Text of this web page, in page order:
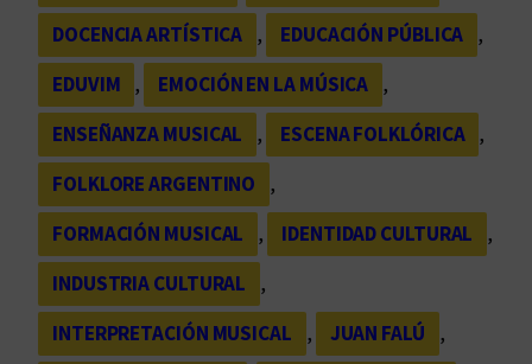
DOCENCIA ARTÍSTICA
, EDUCACIÓN PÚBLICA
,
EDUVIM
, EMOCIÓN EN LA MÚSICA
,
ENSEÑANZA MUSICAL
, ESCENA FOLKLÓRICA
,
FOLKLORE ARGENTINO
,
FORMACIÓN MUSICAL
, IDENTIDAD CULTURAL
INDUSTRIA CULTURAL
,
INTERPRETACIÓN MUSICAL
, JUAN FALÚ
,